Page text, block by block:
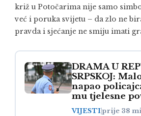
križ u Potočarima nije samo
već i poruka svijetu – da zlo ne
pravda i sjećanje ne smiju imati
DRAMA U
SRPSKOJ:
napao
mu tjelesne
VIJESTIprije 38